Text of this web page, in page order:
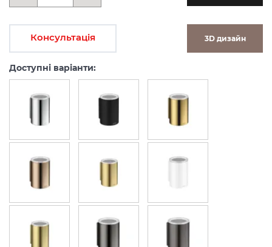
Консультація 3D дизайн
Доступні варіанти: